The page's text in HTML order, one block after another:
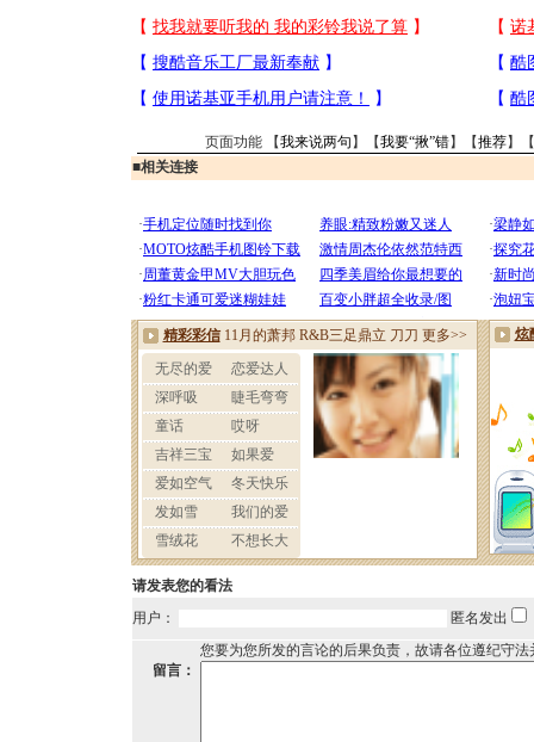
页面功能 【我来说两句 】【我要“揪”错】【推荐】
■相关连接
请发表您的看法
用户：
匿名发出
您要为您所发的言论的后果负责，故请各位遵纪守
留言：